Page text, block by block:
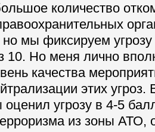
количество
мы фиксируем угрозу
10. Но меня лично
качества
этих угроз.
угрозу в 4-5
из зоны АТО,